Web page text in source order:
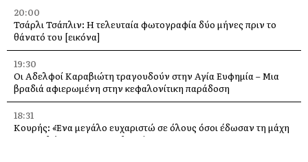
20:00
Τσάρλι Τσάπλιν: Η τελευταία φωτογραφία δύο μήνες πριν το
θάνατό του [εικόνα]
19:30
Οι Αδελφοί Καραβιώτη τραγουδούν στην Αγία Ευφημία – Μια
βραδιά αφιερωμένη στην κεφαλονίτικη παράδοση
18:31
Κουρής: «Ένα μεγάλο ευχαριστώ σε όλους όσοι έδωσαν τη μάχη
με τις φλόγες στην Κεφαλονιά»